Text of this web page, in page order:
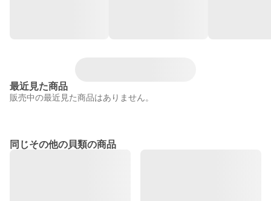
最近見た商品
販売中の最近見た商品はありません。
同じその他の貝類の商品